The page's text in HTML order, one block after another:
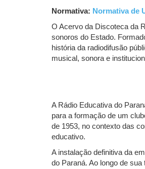
Normativa: Normativa de
O Acervo da Discoteca da
sonoros do Estado.
história da radiodifusão
musical, sonora e
A Rádio Educativa do
para a formação de um
de 1953, no contexto das
educativo.
A instalação definitiva da
do Paraná. Ao longo de